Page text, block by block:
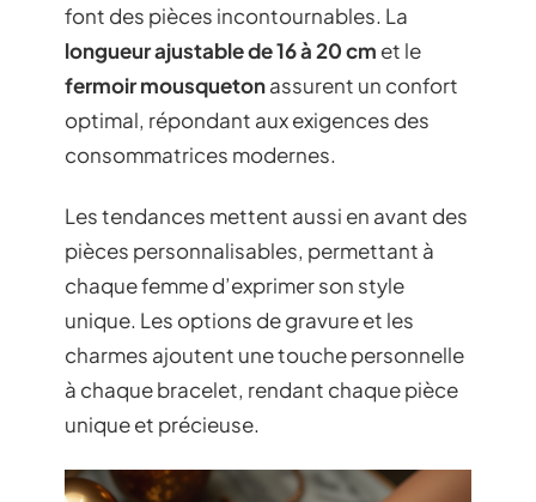
font des pièces incontournables. La
longueur ajustable de 16 à 20 cm et le
fermoir mousquetonassurent un confort
optimal, répondant aux exigences des
consommatrices modernes.
Les tendances mettent aussi en avant des
pièces personnalisables, permettant à
chaque femme d’exprimer son style
unique. Les options de gravure et les
charmes ajoutent une touche personnelle
à chaque bracelet, rendant chaque pièce
unique et précieuse.